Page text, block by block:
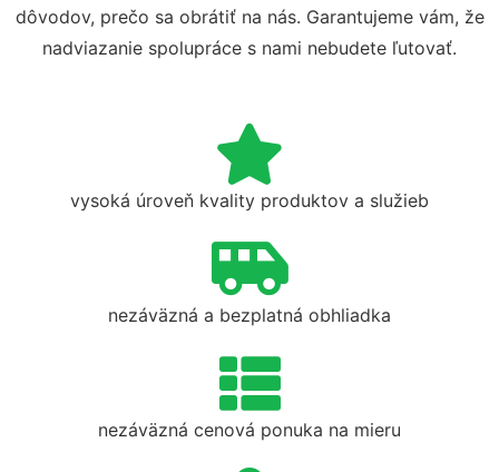
dôvodov, prečo sa obrátiť na nás. Garantujeme vám, že
nadviazanie spolupráce s nami nebudete ľutovať.
vysoká úroveň kvality produktov a služieb
nezáväzná a bezplatná obhliadka
nezáväzná cenová ponuka na mieru